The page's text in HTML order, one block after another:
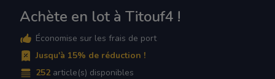
Achète en lot à Titouf4 !
Économise sur les frais de port
Jusqu'à 15% de réduction !
252 article(s) disponibles